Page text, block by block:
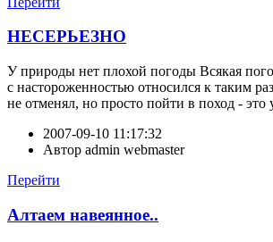
НЕСЕРЬЕЗНО
У природы нет плохой погоды Всякая
с настороженностью относился к таким
не отменял, но просто пойти в поход -
2007-09-10 11:17:32
Автор admin webmaster
Перейти
Алтаем навеянное..